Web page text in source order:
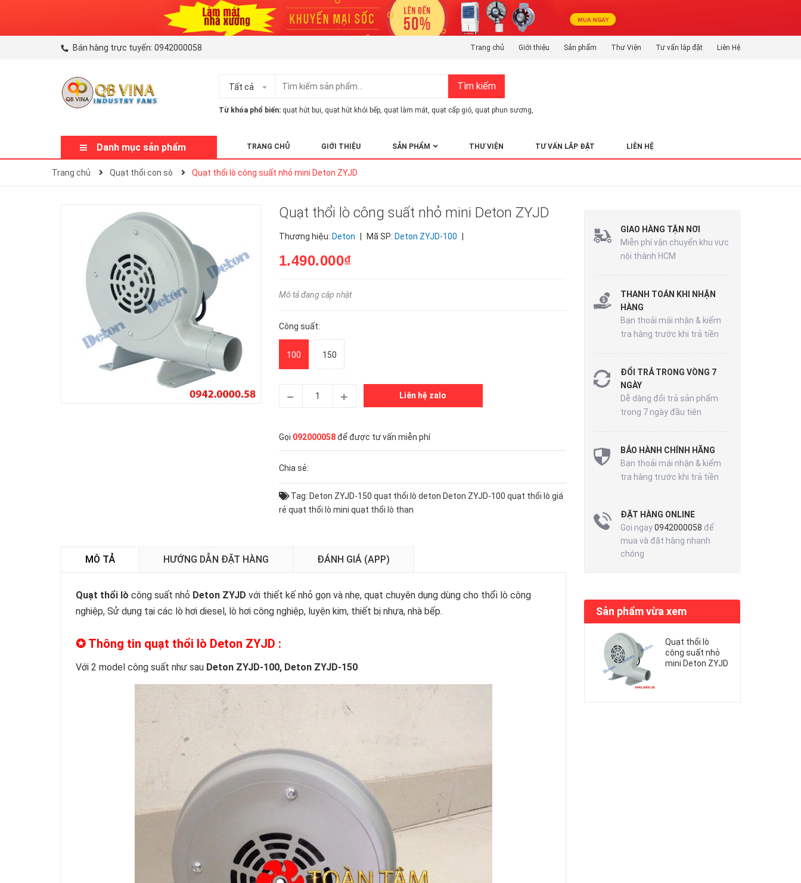
Bán hàng trực tuyến: 0942000058 Trang chủ Giới thiệu Sản phẩm Thư Viện Tư vấn lắp đặt Liên Hệ
Tất cả Tìm kiếm
Từ khóa phổ biến: quạt hút bụi quạt hút khói bếp quạt làm mát quạt cấp gió quạt phun sương
Danh mục sản phẩm TRANG CHỦ GIỚI THIỆU SẢN PHẨM THƯ VIỆN TƯ VẤN LẮP ĐẶT LIÊN HỆ
Trang chủ Quạt thổi con sò Quạt thổi lò công suất nhỏ mini Deton ZYJD
Quạt thổi lò công suất nhỏ mini Deton ZYJD
Thương hiệu: Deton Mã SP: Deton ZYJD-100
1.490.000₫
Mô tả đang cập nhật
Công suất:
100 150
Liên hệ zalo
Gọi 092000058để được tư vấn miễn phí
Chia sẻ:
Tag: Deton ZYJD-150 quạt thổi lò deton Deton ZYJD-100 quạt thổi lò giá
rẻ quạt thổi lò mini quạt thổi lò than
MÔ TẢ HƯỚNG DẪN ĐẶT HÀNG ĐÁNH GIÁ (APP)
Quạt thổi lò công suất nhỏ Deton ZYJD với thiết kế nhỏ gọn và nhẹ, quạt chuyên dụng dùng cho thổi lò công
nghiệp, Sử dụng tại các lò hơi diesel, lò hơi công nghiệp, luyện kim, thiết bị nhựa, nhà bếp.
✪ Thông tin quạt thổi lò Deton ZYJD :
Với 2 model công suất như sau Deton ZYJD-100, Deton ZYJD-150
GIAO HÀNG TẬN NƠI
Miễn phí vận chuyển khu vực
nội thành HCM
THANH TOÁN KHI NHẬN
HÀNG
Bạn thoải mái nhận & kiểm
tra hàng trước khi trả tiền
ĐỔI TRẢ TRONG VÒNG 7
NGÀY
Dễ dàng đổi trả sản phẩm
trong 7 ngày đầu tiên
BẢO HÀNH CHÍNH HÃNG
Bạn thoải mái nhận & kiểm
tra hàng trước khi trả tiền
ĐẶT HÀNG ONLINE
Gọi ngay0942000058 để
mua và đặt hàng nhanh
chóng
Sản phẩm vừa xem
Quạt thổi lò
công suất nhỏ
mini Deton ZYJD